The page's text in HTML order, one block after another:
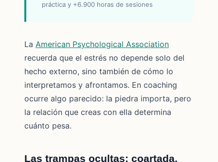
práctica y +6.900 horas de sesiones
La American Psychological Association
recuerda que el estrés no depende solo del
hecho externo, sino también de cómo lo
interpretamos y afrontamos. En coaching
ocurre algo parecido: la piedra importa, pero
la relación que creas con ella determina
cuánto pesa.
Las trampas ocultas: coartada,